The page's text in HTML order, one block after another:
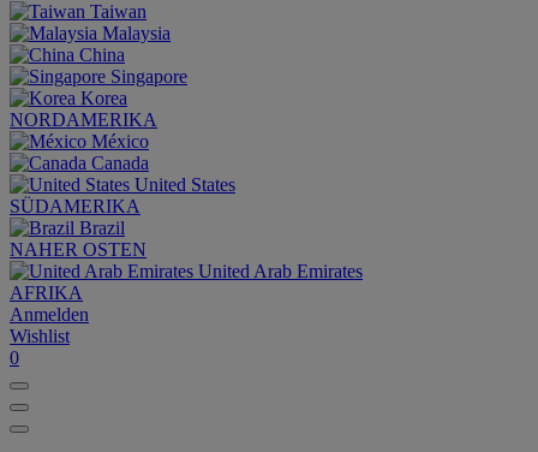
Taiwan
Malaysia
China
Singapore
Korea
NORDAMERIKA
México
Canada
United States
SÜDAMERIKA
Brazil
NAHER OSTEN
United Arab Emirates
AFRIKA
Anmelden
Wishlist
0